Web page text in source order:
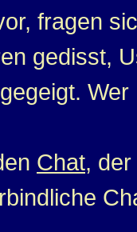
fragen
gedisst,
Chat,